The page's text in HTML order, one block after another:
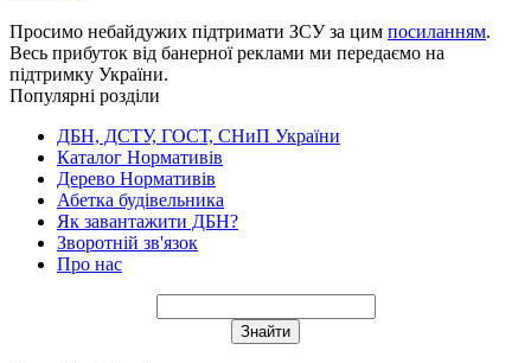
Просимо небайдужих підтримати ЗСУ за цим посиланням.
Весь прибуток від банерної реклами ми передаємо на
підтримку України.
Популярні розділи
ДБН, ДСТУ, ГОСТ, СНиП України
Каталог Нормативів
Дерево Нормативів
Абетка будівельника
Як завантажити ДБН?
Зворотній зв'язок
Про нас